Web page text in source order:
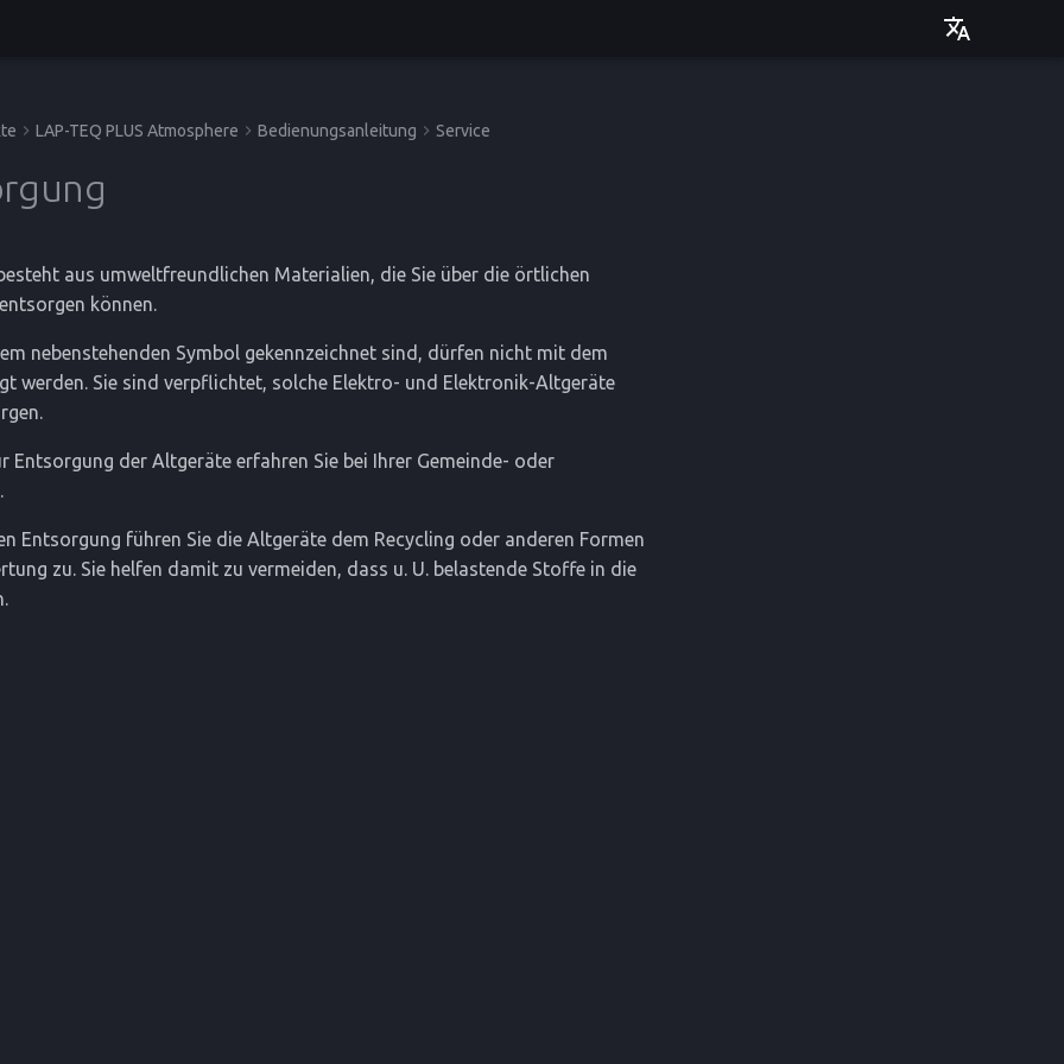
LAP-TEQ PLUS Atmosphere Bedienungsanleitung Service
aus umweltfreundlichen Materialien, die Sie über die örtlichen
können.
nebenstehenden Symbol gekennzeichnet sind, dürfen nicht mit dem
werden. Sie sind verpflichtet, solche Elektro- und Elektronik-Altgeräte
Entsorgung der Altgeräte erfahren Sie bei Ihrer Gemeinde- oder
Entsorgung führen Sie die Altgeräte dem Recycling oder anderen Formen
zu. Sie helfen damit zu vermeiden, dass u. U. belastende Stoffe in die